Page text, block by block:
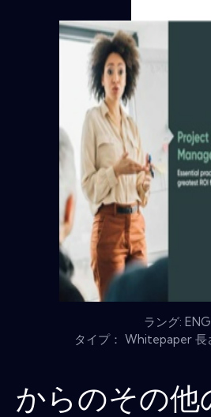
ラング: ENG
タイプ： Whitepaper 長
からのその他